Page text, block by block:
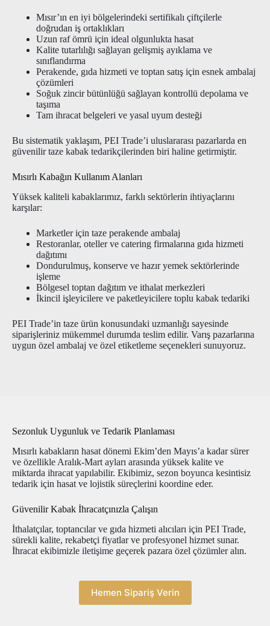
Mısır’ın en iyi bölgelerindeki sertifikalı çiftçilerle
doğrudan iş ortaklıkları
Uzun raf ömrü için ideal olgunlukta hasat
Kalite tutarlılığı sağlayan gelişmiş ayıklama ve
sınıflandırma
Perakende, gıda hizmeti ve toptan satış için esnek ambalaj
çözümleri
Soğuk zincir bütünlüğü sağlayan kontrollü depolama ve
taşıma
Tam ihracat belgeleri ve yasal uyum desteği
Bu sistematik yaklaşım, PEI Trade’i uluslararası pazarlarda en
güvenilir taze kabak tedarikçilerinden biri haline getirmiştir.
Mısırlı Kabağın Kullanım Alanları
Yüksek kaliteli kabaklarımız, farklı sektörlerin ihtiyaçlarını
karşılar:
Marketler için taze perakende ambalaj
Restoranlar, oteller ve catering firmalarına gıda hizmeti
dağıtımı
Dondurulmuş, konserve ve hazır yemek sektörlerinde
işleme
Bölgesel toptan dağıtım ve ithalat merkezleri
İkincil işleyicilere ve paketleyicilere toplu kabak tedariki
PEI Trade’in taze ürün konusundaki uzmanlığı sayesinde
siparişleriniz mükemmel durumda teslim edilir. Varış pazarlarına
uygun özel ambalaj ve özel etiketleme seçenekleri sunuyoruz.
Sezonluk Uygunluk ve Tedarik Planlaması
Mısırlı kabakların hasat dönemi Ekim’den Mayıs’a kadar sürer
ve özellikle Aralık-Mart ayları arasında yüksek kalite ve
miktarda ihracat yapılabilir. Ekibimiz, sezon boyunca kesintisiz
tedarik için hasat ve lojistik süreçlerini koordine eder.
Güvenilir Kabak İhracatçınızla Çalışın
İthalatçılar, toptancılar ve gıda hizmeti alıcıları için PEI Trade,
sürekli kalite, rekabetçi fiyatlar ve profesyonel hizmet sunar.
İhracat ekibimizle iletişime geçerek pazara özel çözümler alın.
Hemen Sipariş Verin